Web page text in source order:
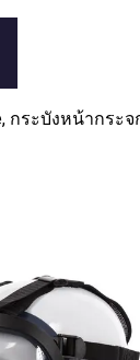
กระบังหน้ากระจ